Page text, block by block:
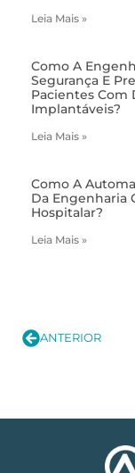
Leia Mais »
Como A
Segurança E
Pacientes Com
Implantáveis?
Leia Mais »
Como A
Da Engenharia
Hospitalar?
Leia Mais »
ANTERIOR